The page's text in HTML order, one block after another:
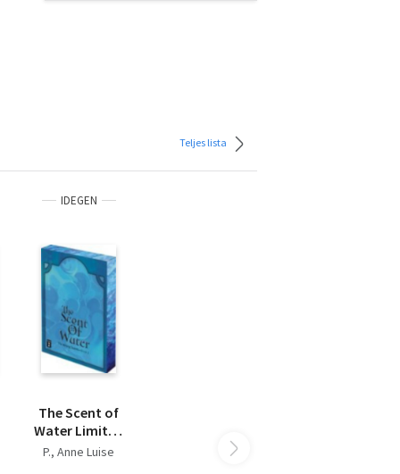
Teljes lista
IDEGEN
The Scent of
Water Limited
Editon (The
P., Anne Luise